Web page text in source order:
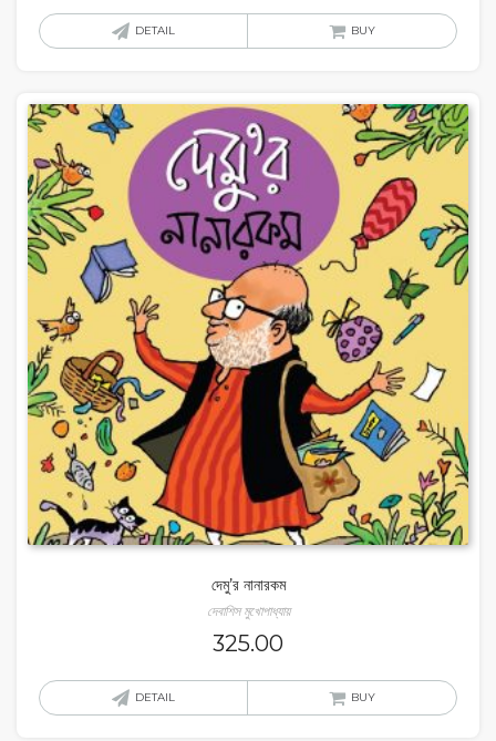
DETAIL BUY
দেমু’র নানারকম
দেবাশিস মুখোপাধ্যায়
325.00
DETAIL BUY